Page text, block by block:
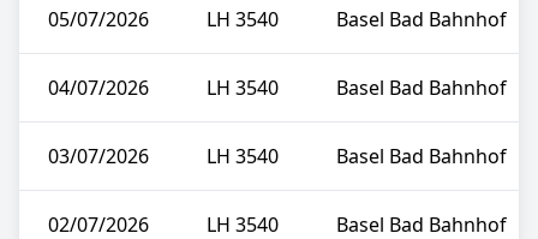
05/07/2026 LH 3540 Basel Bad Bahnhof
04/07/2026 LH 3540 Basel Bad Bahnhof
03/07/2026 LH 3540 Basel Bad Bahnhof
02/07/2026 LH 3540 Basel Bad Bahnhof